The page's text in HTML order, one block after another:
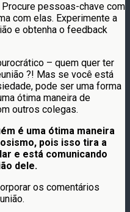
pessoas-chave com
com elas. Experimente a
e obtenha o feedback
– quem quer ter
?! Mas se você está
pode ser uma forma
ótima maneira de
outros colegas.
é uma ótima maneira
pois isso tira a
e está comunicando
dele.
os comentários